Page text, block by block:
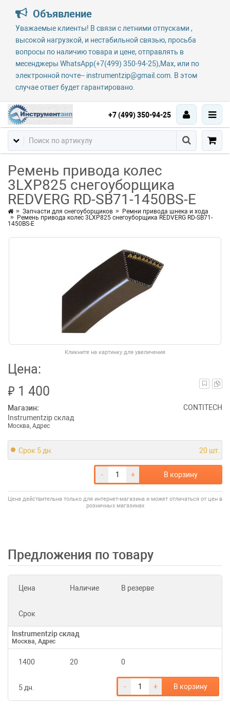
Объявление
Уважаемые клиенты! В связи с летними отпусками ,
высокой нагрузкой, и нестабильной связью, просьба
вопросы по наличию товара и цене, отправлять в
месенджеры WhatsApp(+7(499) 350-94-25),Max, или по
электронной почте-- instrumentzip@gmail.com. В этом
случае ответ будет гарантировано.
+7 (499) 350-94-25
Ремень привода колес
3LXP825 снегоуборщика
REDVERG RD-SB71-1450BS-E
Запчасти для снегоуборщиков
Ремни привода шнека и хода
Ремень привода колес 3LXP825 снегоуборщика REDVERG RD-SB71-
1450BS-E
Кликните на картинку для увеличения
Цена:
₽ 1 400
Магазин:
Instrumentzip склад
Москва, Адрес
CONTITECH
Срок 5 дн. 20 шт.
- + В корзину
Цена действительна только для интернет-магазина и может отличаться от цен в
розничных магазинах
Предложения по товару
Цена Наличие В резерве
Срок
Instrumentzip склад
Москва, Адрес
1400 20 0
5 дн. - + В корзину